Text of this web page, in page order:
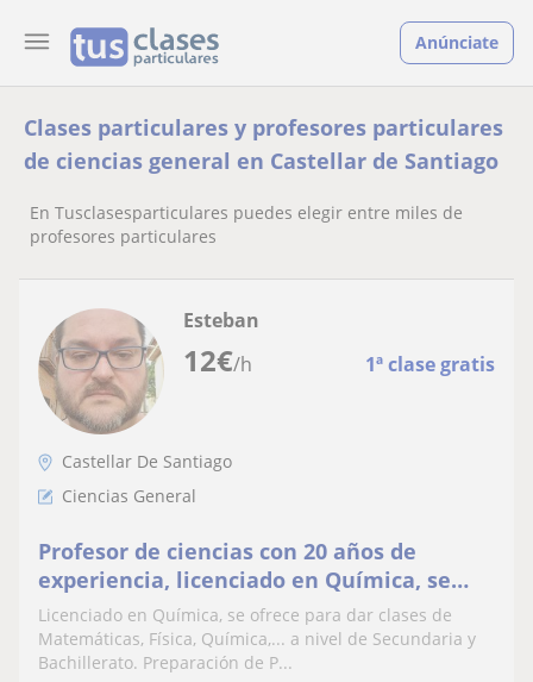
Anúnciate
Clases particulares y profesores particulares
de ciencias general en Castellar de Santiago
En Tusclasesparticulares puedes elegir entre miles de
profesores particulares
12€/h 1ª clase gratis
Esteban
Castellar De Santiago
Ciencias General
Profesor de ciencias con 20 años de
experiencia, licenciado en Química, se
ofrece para dar clases de Matemáticas,
Física, Química,... a nivel de Secundaria y
Bachillerato. Preparación de Pruebas de
Licenciado en Química, se ofrece para dar clases de
Matemáticas, Física, Química,... a nivel de Secundaria y
Bachillerato. Preparación de P...